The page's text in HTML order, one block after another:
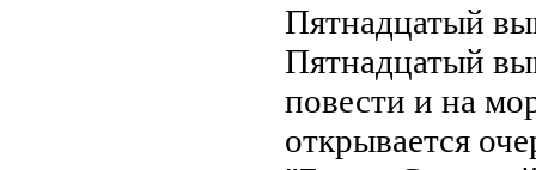
Пятнадцатый
Пятнадцатый
повести и на
открывается